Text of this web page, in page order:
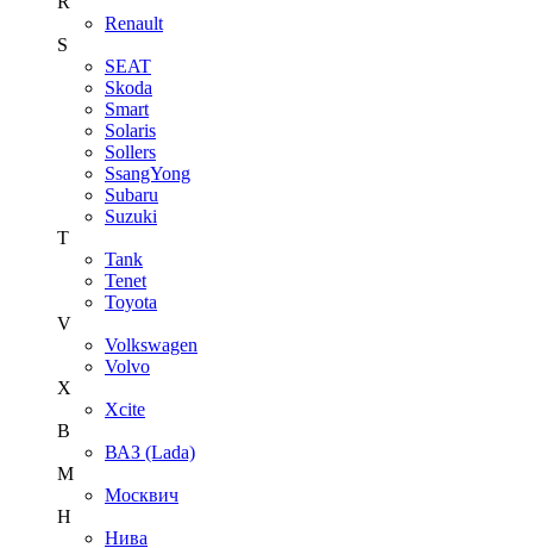
Renault
S
SEAT
Skoda
Smart
Solaris
Sollers
SsangYong
Subaru
Suzuki
T
Tank
Tenet
Toyota
V
Volkswagen
Volvo
X
Xcite
В
ВАЗ (Lada)
М
Москвич
Н
Нива